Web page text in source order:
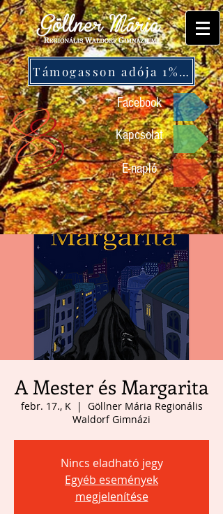
Támogasson adója 1%-ával!
Facebook
Kapcsolat
E-napló
A Mester és Margarita
febr. 17., K
  |
Göllner Mária Regionális
Waldorf Gimnázi
Nincs eladható jegy
Egyéb események
megjelenítése